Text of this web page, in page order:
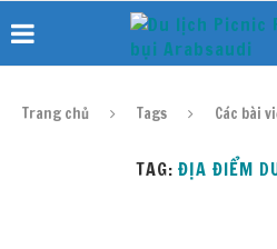
Trang chủ Tags Các bài
TAG: ĐỊA ĐIỂM